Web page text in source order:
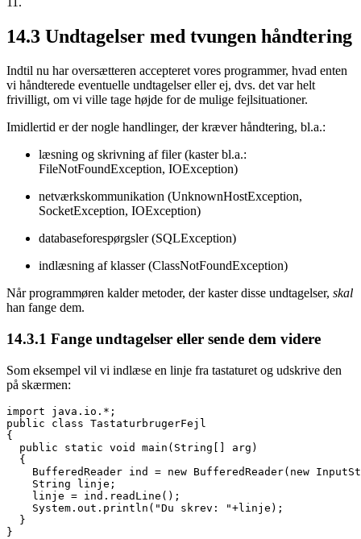
14.3 Undtagelser med tvungen håndtering
Indtil nu har oversætteren accepteret vores programmer, hvad enten
vi håndterede eventuelle undtagelser eller ej, dvs. det var helt
frivilligt, om vi ville tage højde for de mulige fejlsituationer.
Imidlertid er der nogle handlinger, der kræver håndtering, bl.a.:
læsning og skrivning af filer (kaster bl.a.:
FileNotFoundException, IOException)
netværkskommunikation (UnknownHostException,
SocketException, IOException)
databaseforespørgsler (SQLException)
indlæsning af klasser (ClassNotFoundException)
Når programmøren kalder metoder, der kaster disse undtagelser, skal
han fange dem.
14.3.1 Fange undtagelser eller sende dem videre
Som eksempel vil vi indlæse en linje fra tastaturet og udskrive den
på skærmen:
import java.io.*;
public class TastaturbrugerFejl
{
  public static void main(String[] arg)
  {
BufferedReader ind = new BufferedReader(new
    String linje;
    linje = ind.readLine();
    System.out.println("Du skrev: "+linje);
  }
}